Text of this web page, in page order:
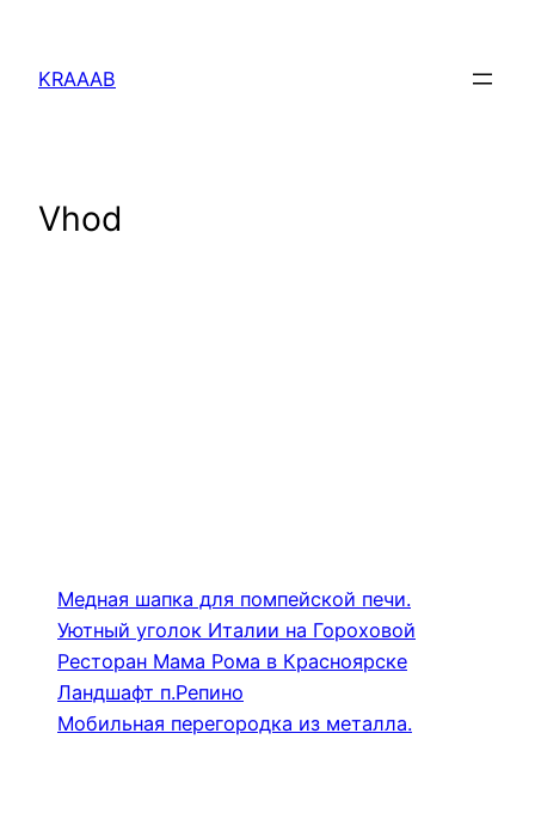
содержимому
KRAAAB
Vhod
Медная шапка для помпейской печи.
Уютный уголок Италии на Гороховой
Ресторан Мама Рома в Красноярске
Ландшафт п.Репино
Мобильная перегородка из металла.